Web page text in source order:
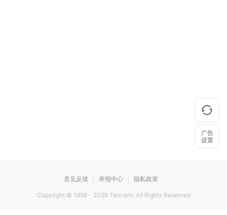
意见反馈 举报中心 隐私政策
Copyright © 1998 - 2026Tencent. All Rights Reserved
广告
设置